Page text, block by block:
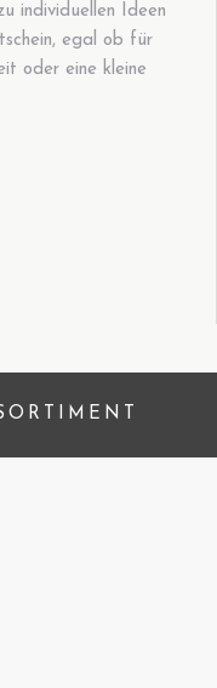
individuellen Ideen
egal ob für
oder eine kleine